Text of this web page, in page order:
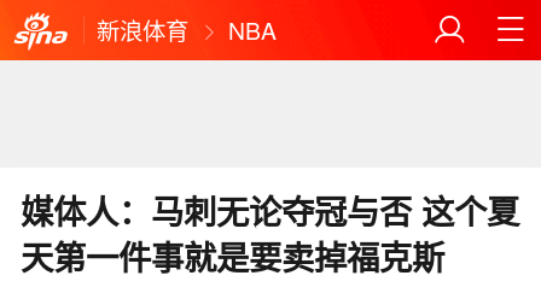
新浪体育 NBA
媒体人：马刺无论夺冠与否 这个夏
天第一件事就是要卖掉福克斯